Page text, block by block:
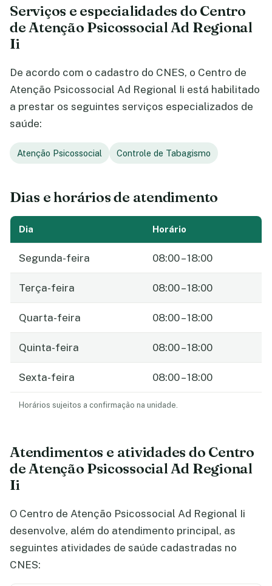
Serviços e especialidades do Centro
de Atenção Psicossocial Ad Regional
Ii
De acordo com o cadastro do CNES, o Centro de
Atenção Psicossocial Ad Regional Ii está habilitado
a prestar os seguintes serviços especializados de
saúde:
Atenção Psicossocial Controle de Tabagismo
Dias e horários de atendimento
Dia Horário
Segunda-feira 08:00 – 18:00
Terça-feira 08:00 – 18:00
Quarta-feira 08:00 – 18:00
Quinta-feira 08:00 – 18:00
Sexta-feira 08:00 – 18:00
Horários sujeitos a confirmação na unidade.
Atendimentos e atividades do Centro
de Atenção Psicossocial Ad Regional
Ii
O Centro de Atenção Psicossocial Ad Regional Ii
desenvolve, além do atendimento principal, as
seguintes atividades de saúde cadastradas no
CNES: